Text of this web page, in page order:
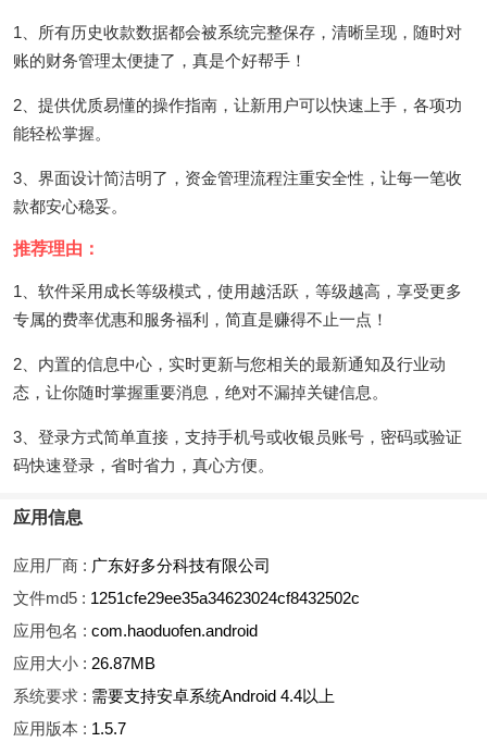
1、所有历史收款数据都会被系统完整保存，清晰呈现，随时对
账的财务管理太便捷了，真是个好帮手！
2、提供优质易懂的操作指南，让新用户可以快速上手，各项功
能轻松掌握。
3、界面设计简洁明了，资金管理流程注重安全性，让每一笔收
款都安心稳妥。
推荐理由：
1、软件采用成长等级模式，使用越活跃，等级越高，享受更多
专属的费率优惠和服务福利，简直是赚得不止一点！
2、内置的信息中心，实时更新与您相关的最新通知及行业动
态，让你随时掌握重要消息，绝对不漏掉关键信息。
3、登录方式简单直接，支持手机号或收银员账号，密码或验证
码快速登录，省时省力，真心方便。
应用信息
应用厂商 : 广东好多分科技有限公司
文件md5 : 1251cfe29ee35a34623024cf8432502c
应用包名 : com.haoduofen.android
应用大小 : 26.87MB
系统要求 : 需要支持安卓系统Android 4.4以上
应用版本 : 1.5.7